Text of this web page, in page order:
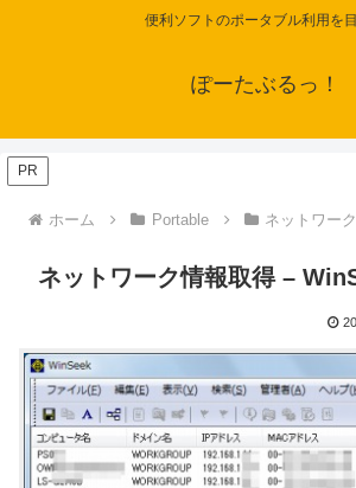
便利ソフトのポータブル利用を
ぽーたぶるっ！
PR
ホーム Portable ネットワーク
ネットワーク情報取得 –